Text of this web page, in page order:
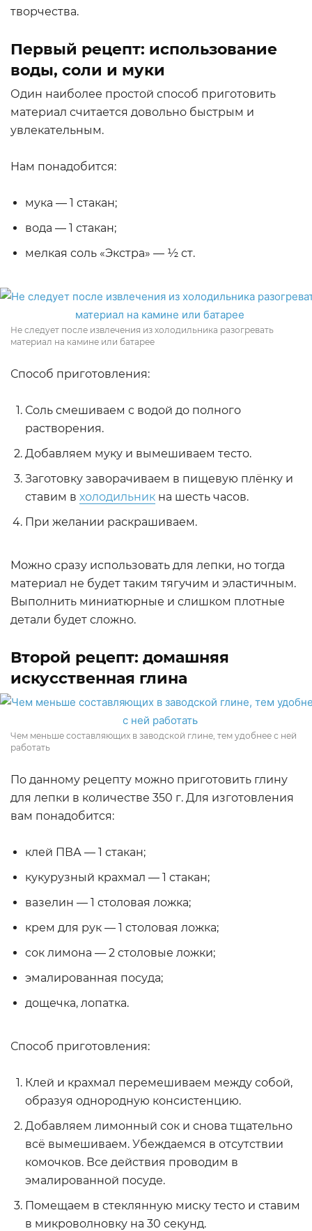
творчества.
Первый рецепт: использование
воды, соли и муки
Один наиболее простой способ приготовить
материал считается довольно быстрым и
увлекательным.
Нам понадобится:
мука — 1 стакан;
вода — 1 стакан;
мелкая соль «Экстра» — ½ ст.
Не следует после извлечения из холодильника разогревать
материал на камине или батарее
Способ приготовления:
Соль смешиваем с водой до полного
растворения.
Добавляем муку и вымешиваем тесто.
Заготовку заворачиваем в пищевую плёнку и
ставим в холодильник на шесть часов.
При желании раскрашиваем.
Можно сразу использовать для лепки, но тогда
материал не будет таким тягучим и эластичным.
Выполнить миниатюрные и слишком плотные
детали будет сложно.
Второй рецепт: домашняя
искусственная глина
Чем меньше составляющих в заводской глине, тем удобнее с ней
работать
По данному рецепту можно приготовить глину
для лепки в количестве 350 г. Для изготовления
вам понадобится:
клей ПВА — 1 стакан;
кукурузный крахмал — 1 стакан;
вазелин — 1 столовая ложка;
крем для рук — 1 столовая ложка;
сок лимона — 2 столовые ложки;
эмалированная посуда;
дощечка, лопатка.
Способ приготовления:
Клей и крахмал перемешиваем между собой,
образуя однородную консистенцию.
Добавляем лимонный сок и снова тщательно
всё вымешиваем. Убеждаемся в отсутствии
комочков. Все действия проводим в
эмалированной посуде.
Помещаем в стеклянную миску тесто и ставим
в микроволновку на 30 секунд.